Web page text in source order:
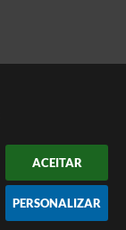
ACEITAR
PERSONALIZAR